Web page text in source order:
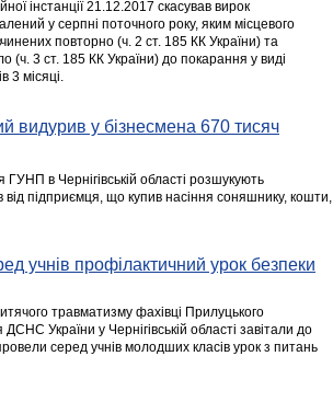
інстанції 21.12.2017 скасував вирок
у серпні поточного року, яким місцевого
повторно (ч. 2 ст. 185 КК України) та
(ч. 3 ст. 185 КК України) до покарання у виді
3 місяці.
видурив у бізнесмена 670 тисяч
ГУНП в Чернігівській області розшукують
підприємця, що купив насіння соняшнику, кошти,
учнів профілактичний урок безпеки
травматизму фахівці Прилуцького
України у Чернігівській області завітали до
серед учнів молодших класів урок з питань